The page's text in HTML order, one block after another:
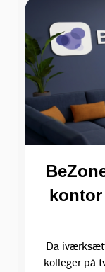
kontor
Da
kolleger på